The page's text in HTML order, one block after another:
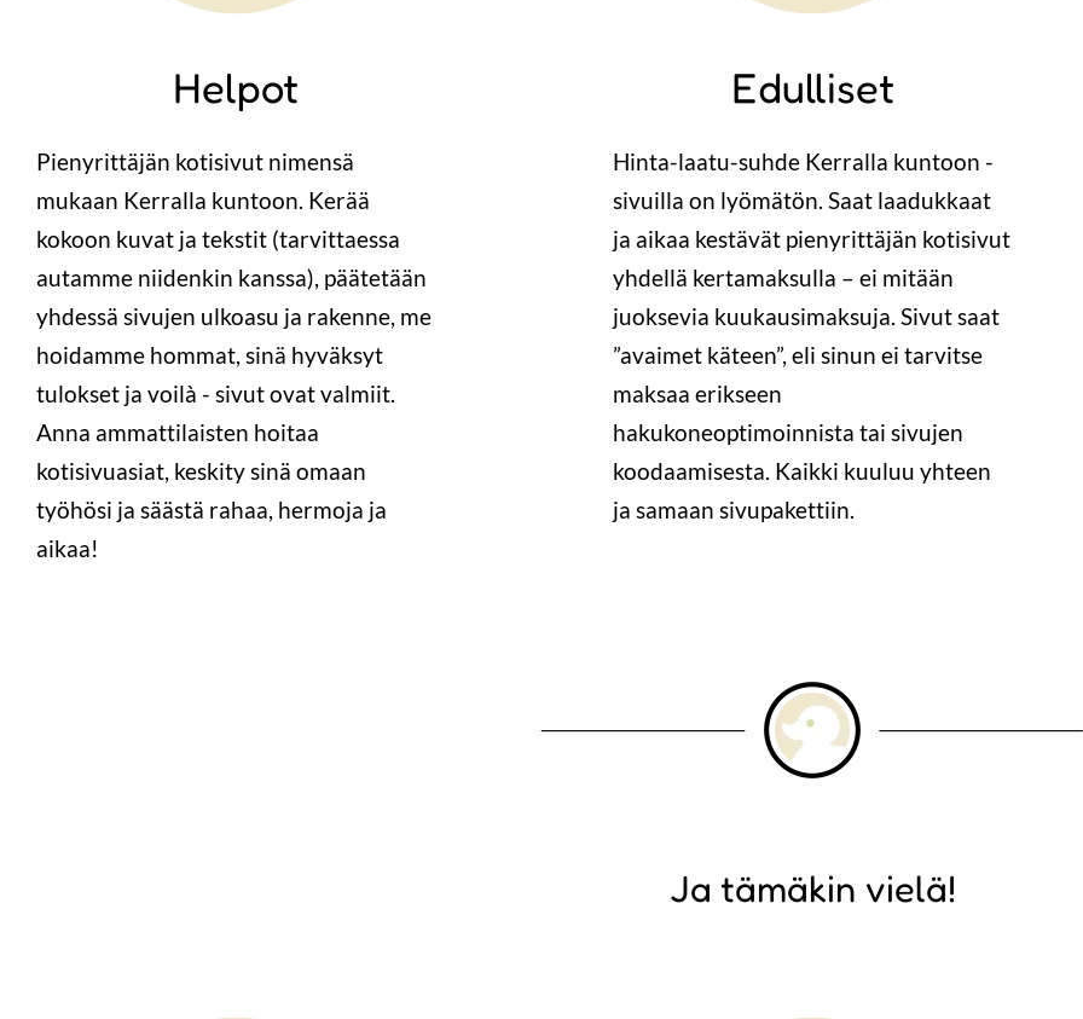
Helpot
Pienyrittäjän kotisivut nimensä
mukaan Kerralla kuntoon. Kerää
kokoon kuvat ja tekstit (tarvittaessa
autamme niidenkin kanssa), päätetään
yhdessä sivujen ulkoasu ja rakenne, me
hoidamme hommat, sinä hyväksyt
tulokset ja voilà - sivut ovat valmiit.
Anna ammattilaisten hoitaa
kotisivuasiat, keskity sinä omaan
työhösi ja säästä rahaa, hermoja ja
aikaa!
Edulliset
Hinta-laatu-suhde Kerralla kuntoon -
sivuilla on lyömätön. Saat laadukkaat
ja aikaa kestävät pienyrittäjän kotisivut
yhdellä kertamaksulla – ei mitään
juoksevia kuukausimaksuja. Sivut saat
”avaimet käteen”, eli sinun ei tarvitse
maksaa erikseen
hakukoneoptimoinnista tai sivujen
koodaamisesta. Kaikki kuuluu yhteen
ja samaan sivupakettiin.
Ja tämäkin vielä!